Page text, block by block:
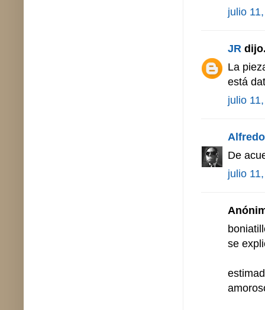
julio
JR
La
está
julio
De
julio
se